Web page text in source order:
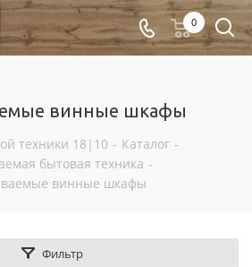
0
винные шкафы
техники 18|10 - Каталог -
бытовая техника -
винные шкафы
Фильтр